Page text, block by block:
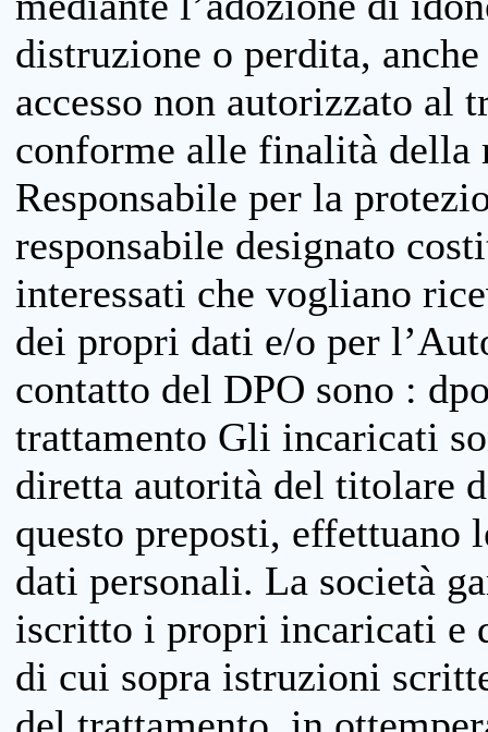
distruzione o perdita,
accesso non autorizzato al
conforme alle finalità della
Responsabile per la
responsabile designato
interessati che vogliano
dei propri dati e/o per
contatto del DPO sono :
trattamento Gli incaricati
diretta autorità del titolare
questo preposti, effettuano
dati personali. La società
iscritto i propri incaricati e
di cui sopra istruzioni